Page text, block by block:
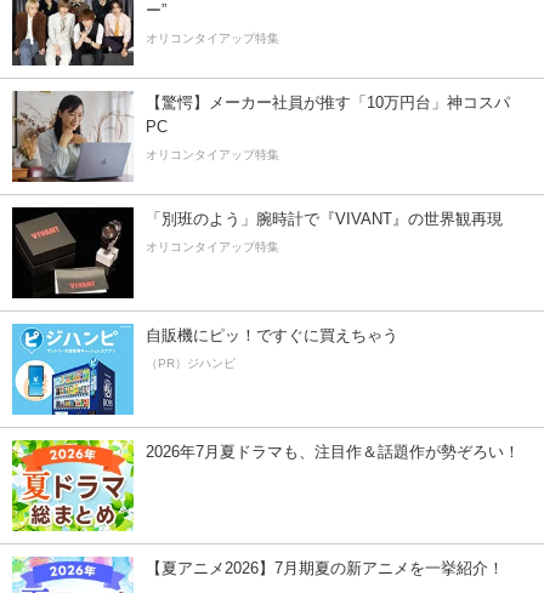
ー”
オリコンタイアップ特集
【驚愕】メーカー社員が推す「10万円台」神コスパ
PC
オリコンタイアップ特集
「別班のよう」腕時計で『VIVANT』の世界観再現
オリコンタイアップ特集
自販機にピッ！ですぐに買えちゃう
（PR）ジハンピ
2026年7月夏ドラマも、注目作＆話題作が勢ぞろい！
【夏アニメ2026】7月期夏の新アニメを一挙紹介！